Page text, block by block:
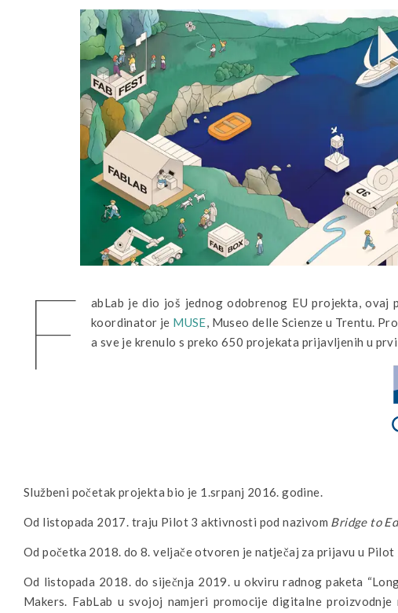
F
abLab je dio još jednog odobrenog EU projekta,
koordinator je MUSE, Museo delle Scienze u Trentu.
a sve je krenulo s preko 650 projekata prijavljenih u
Službeni početak projekta bio je 1.srpanj 2016. godine.
Od listopada 2017. traju Pilot 3 aktivnosti pod nazivom Bridge to
Od početka 2018. do 8. veljače otvoren je natječaj za prijavu u
Od listopada 2018. do siječnja 2019. u okviru radnog paketa
Makers. FabLab u svojoj namjeri promocije digitalne